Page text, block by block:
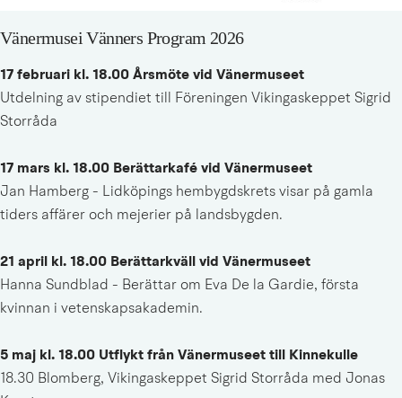
Vänermusei Vänners Program 2026
17 februari kl. 18.00 Årsmöte vid Vänermuseet
Utdelning av stipendiet till Föreningen Vikingaskeppet Sigrid
Storråda
17 mars kl. 18.00 Berättarkafé vid Vänermuseet
Jan Hamberg - Lidköpings hembygdskrets visar på gamla
tiders affärer och mejerier på landsbygden.
21 april kl. 18.00 Berättarkväll vid Vänermuseet
Hanna Sundblad - Berättar om Eva De la Gardie, första
kvinnan i vetenskapsakademin.
5 maj kl. 18.00 Utflykt från Vänermuseet till Kinnekulle
18.30 Blomberg, Vikingaskeppet Sigrid Storråda med Jonas